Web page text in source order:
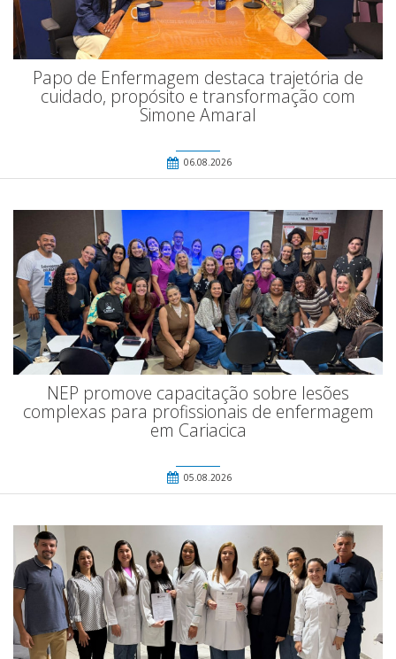
Papo de Enfermagem destaca trajetória de
cuidado, propósito e transformação com
Simone Amaral
06.08.2026
NEP promove capacitação sobre lesões
complexas para profissionais de enfermagem
em Cariacica
05.08.2026